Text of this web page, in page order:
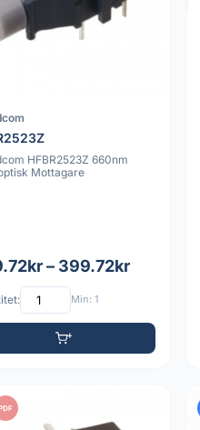
HFBR2523Z 660nm
Mottagare
– 399.72kr
Min: 1